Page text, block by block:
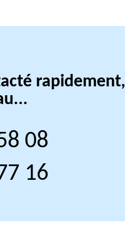
rapidement,
08
16